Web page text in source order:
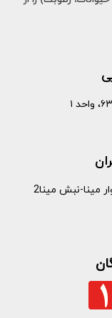
مینا-نبش مینا2